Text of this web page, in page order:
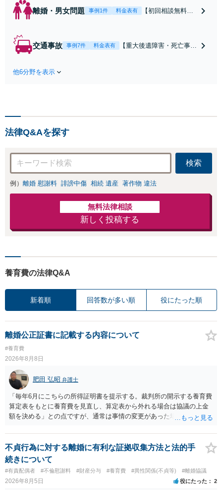
離婚・男女問題 事例1件 料金表有
【初回相談無料】
条件で離婚ができ
交通事故 事例7件 料金表有
【重大後遺障害・死亡事案
応・納得できる解決を」
他6分野を表示
法律Q&Aを探す
検索
例） 離婚 慰謝料 誹謗中傷 相続 遺産 著作物 違法
無料法律相談
新しく投稿する
養育費の法律Q&A
新着順 回答数が多い順 役にたった順
離婚公正証書に記載する内容について
#養育費
2026年8月8日
肥田 弘昭 弁護士
「毎年6月にこちらの所得証明書を提示する。裁判所の開示する養育費
算定表をもとに養育費を見直し、算定表から外れる場合は協議の上金
額を決める」との点ですが、通常は事情の変更があった場合に変更し
来なかった事情の変更により双方協議の上増減出来る」と「通知義務
に勤務先」が含まれているので、私に収入が入った事は相手に通知が
行く事になり、上記のような文言が無くても養育費の見直しは適宜出
来るかと思うのですが違うのでしょうか？との点はそのとおりかと思
います。養育費は事情の変更があった場合に変更するので毎年見直す
ことはあまりないです。ご参考にしてください。
不貞行為に対する離婚に有利な証拠収集方法と法的手
続きについて
#有責配偶者 #不倫慰謝料 #財産分与 #養育費 #異性関係(不貞等) #離婚協議
2026年8月5日 役にたった 2